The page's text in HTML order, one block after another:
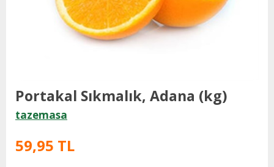
Portakal Sıkmalık, Adana (kg)
tazemasa
59,95 TL